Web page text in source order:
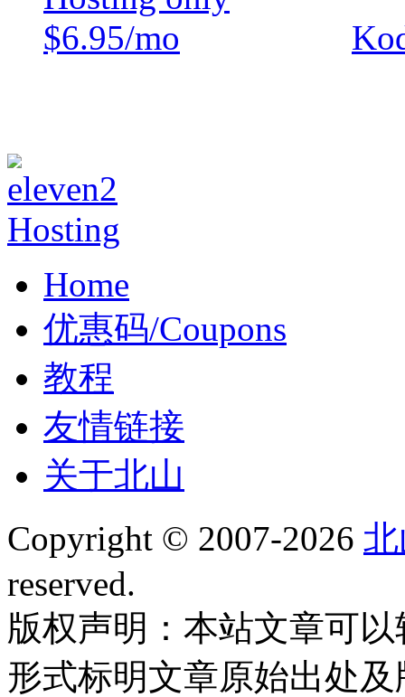
Home
优惠码/Coupons
教程
友情链接
关于北山
Copyright © 2007-2026
reserved.
版权声明：本站文章可
形式标明文章原始出处